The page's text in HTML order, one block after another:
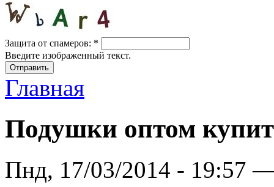
Защита от спамеров: *
Введите изображенный текст.
Главная
Подушки оптом
Пнд, 17/03/2014 - 19:57